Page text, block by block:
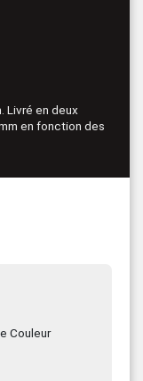
Livré en deux
en fonction des
Couleur